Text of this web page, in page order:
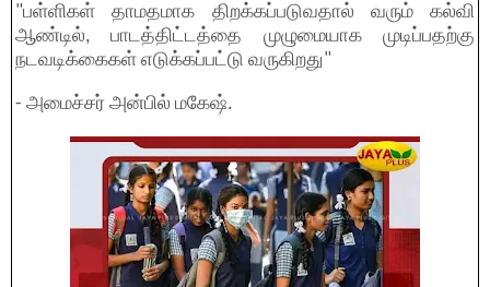
"பள்ளிகள் தாமதமாக திறக்கப்படுவதால் வரும் கல்வி
ஆண்டில், பாடத்திட்டத்தை முழுமையாக முடிப்பதற்கு
நடவடிக்கைகள் எடுக்கப்பட்டு வருகிறது"
- அமைச்சர் அன்பில் மகேஷ்.